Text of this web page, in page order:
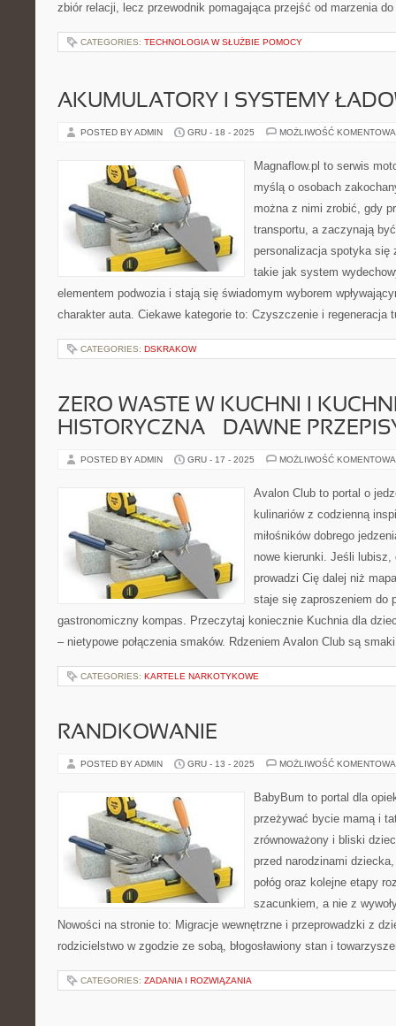
zbiór relacji, lecz przewodnik pomagająca przejść od marzenia
CATEGORIES: TECHNOLOGIA W SŁUŻBIE POMOCY
AKUMULATORY I SYSTEMY
POSTED BY ADMIN GRU - 18 - 2025 MOŻLIWOŚĆ
Magnaflow.pl to serwis
myślą o osobach
można z nimi zrobić, gdy
transportu, a zaczynają
personalizacja spotyka się
takie jak system
elementem podwozia i stają się świadomym wyborem
charakter auta. Ciekawe kategorie to: Czyszczenie i regeneracja
CATEGORIES: DSKRAKOW
ZERO WASTE W KUCHNI I
HISTORYCZNA – DAWNE
POSTED BY ADMIN GRU - 17 - 2025 MOŻLIWOŚĆ
Avalon Club to portal o
kulinariów z codzienną
miłośników dobrego
nowe kierunki. Jeśli lubisz,
prowadzi Cię dalej niż
staje się zaproszeniem do
gastronomiczny kompas. Przeczytaj koniecznie Kuchnia dla
– nietypowe połączenia smaków. Rdzeniem Avalon Club są
CATEGORIES: KARTELE NARKOTYKOWE
RANDKOWANIE
POSTED BY ADMIN GRU - 13 - 2025 MOŻLIWOŚĆ
BabyBum to portal dla
przeżywać bycie mamą i
zrównoważony i bliski
przed narodzinami
połóg oraz kolejne etapy
szacunkiem, a nie z
Nowości na stronie to: Migracje wewnętrzne i przeprowadzki z
rodzicielstwo w zgodzie ze sobą, błogosławiony stan i
CATEGORIES: ZADANIA I ROZWIĄZANIA